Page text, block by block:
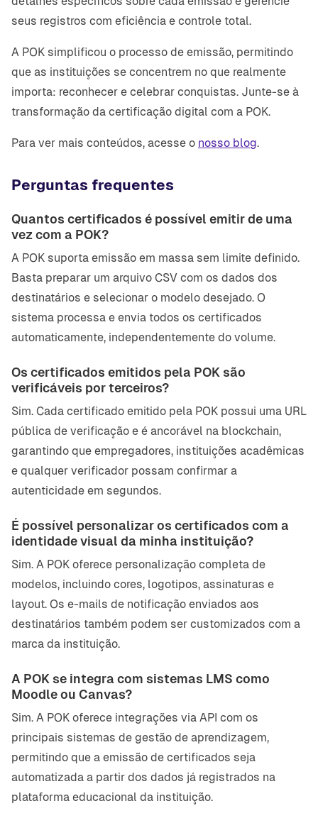
seus registros com eficiência e controle total.
A POK simplificou o processo de emissão, permitindo
que as instituições se concentrem no que realmente
importa: reconhecer e celebrar conquistas. Junte-se à
transformação da certificação digital com a POK.
Para ver mais conteúdos, acesse o nosso blog.
Perguntas frequentes
Quantos certificados é possível emitir de uma
vez com a POK?
A POK suporta emissão em massa sem limite definido.
Basta preparar um arquivo CSV com os dados dos
destinatários e selecionar o modelo desejado. O
sistema processa e envia todos os certificados
automaticamente, independentemente do volume.
Os certificados emitidos pela POK são
verificáveis por terceiros?
Sim. Cada certificado emitido pela POK possui uma URL
pública de verificação e é ancorável na blockchain,
garantindo que empregadores, instituições acadêmicas
e qualquer verificador possam confirmar a
autenticidade em segundos.
É possível personalizar os certificados com a
identidade visual da minha instituição?
Sim. A POK oferece personalização completa de
modelos, incluindo cores, logotipos, assinaturas e
layout. Os e-mails de notificação enviados aos
destinatários também podem ser customizados com a
marca da instituição.
A POK se integra com sistemas LMS como
Moodle ou Canvas?
Sim. A POK oferece integrações via API com os
principais sistemas de gestão de aprendizagem,
permitindo que a emissão de certificados seja
automatizada a partir dos dados já registrados na
plataforma educacional da instituição.